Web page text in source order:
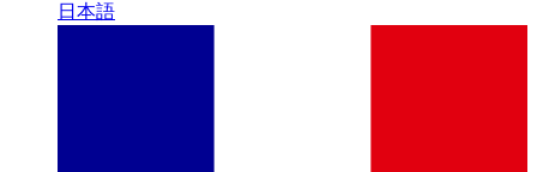
日本語